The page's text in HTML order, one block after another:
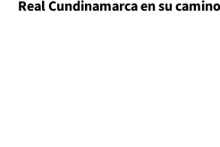
Real Cundinamarca en su camino